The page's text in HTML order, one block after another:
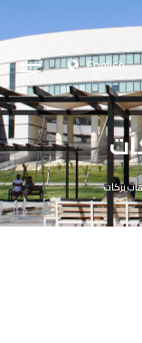
English
بركات